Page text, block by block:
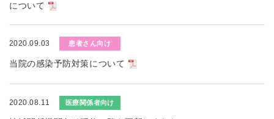
について
2020.09.03 患者さん向け
当院の感染予防対策について
2020.08.11 医療関係者向け